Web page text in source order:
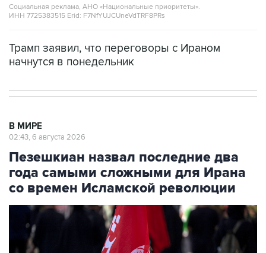
Социальная реклама, АНО «Национальные приоритеты».
ИНН 7725383515 Erid: F7NfYUJCUneVdTRF8PRs
Трамп заявил, что переговоры с Ираном
начнутся в понедельник
В МИРЕ
02:43, 6 августа 2026
Пезешкиан назвал последние два
года самыми сложными для Ирана
со времен Исламской революции